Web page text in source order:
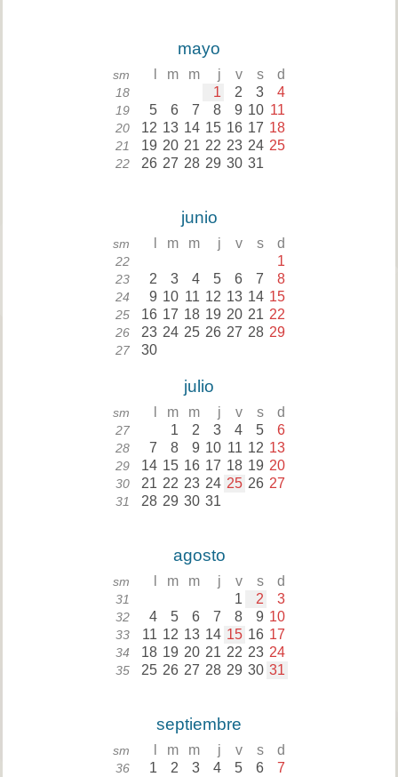
mayo
sm m m j v s d
18 1 2 3 4
19 5 6 7 8 9 10 11
20 12 13 14 15 16 17 18
21 19 20 21 22 23 24 25
22 26 27 28 29 30 31
junio
sm m m j v s d
22 1
23 2 3 4 5 6 7 8
24 9 10 11 12 13 14 15
25 16 17 18 19 20 21 22
26 23 24 25 26 27 28 29
27 30
julio
sm m m j v s d
27 1 2 3 4 5 6
28 7 8 9 10 11 12 13
29 14 15 16 17 18 19 20
30 21 22 23 24 25 26 27
31 28 29 30 31
agosto
sm m m j v s d
31 1 2 3
32 4 5 6 7 8 9 10
33 11 12 13 14 15 16 17
34 18 19 20 21 22 23 24
35 25 26 27 28 29 30 31
septiembre
sm m m j v s d
36 1 2 3 4 5 6 7